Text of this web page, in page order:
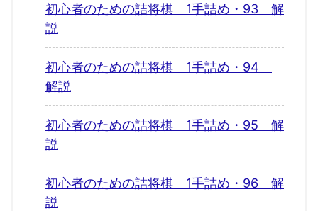
初心者のための詰将棋 1手詰め・93 解
説
初心者のための詰将棋 1手詰め・94
解説
初心者のための詰将棋 1手詰め・95 解
説
初心者のための詰将棋 1手詰め・96 解
説